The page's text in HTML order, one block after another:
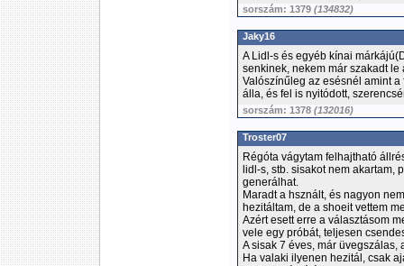
sorszám: 1379 (134832)
Jaky16
A Lidl-s és egyéb kínai
senkinek, nekem már szakadt le
Valószínűleg az esésnél amint
álla, és fel is nyitódott,
sorszám: 1378 (132016)
Troster07
Régóta vágytam felhajtható
lidl-s, stb. sisakot nem akartam,
generálhat.
Maradt a hsznált, és nagyon
hezitáltam, de a shoeit vettem
Azért esett erre a választásom
vele egy próbát, teljesen
A sisak 7 éves, már üvegszálas,
Ha valaki ilyenen hezitál, csak